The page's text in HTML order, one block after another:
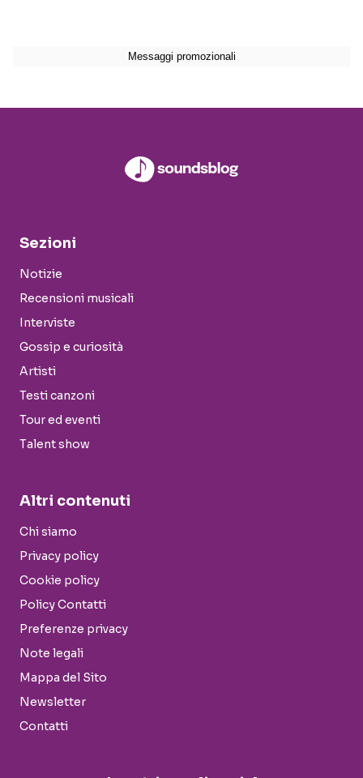
Sezioni
Notizie
Recensioni musicali
Interviste
Gossip e curiosità
Artisti
Testi canzoni
Tour ed eventi
Talent show
Altri contenuti
Chi siamo
Privacy policy
Cookie policy
Policy Contatti
Preferenze privacy
Note legali
Mappa del Sito
Newsletter
Contatti